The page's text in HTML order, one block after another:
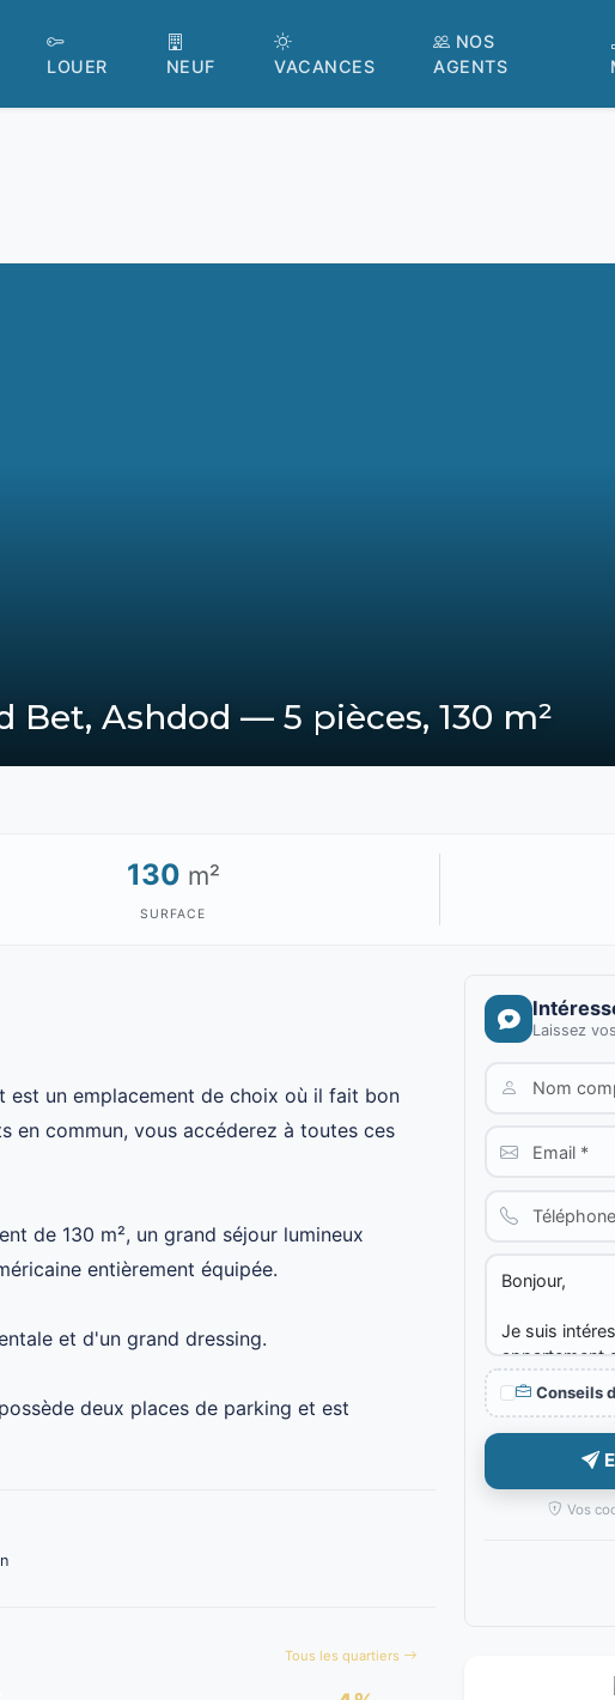
LOUER NEUF VACANCES
NOS
AGENTS
Bet, Ashdod — 5 pièces, 130 m²
130 m²
SURFACE
est un emplacement de choix où il fait bon
en commun, vous accéderez à toutes ces
de 130 m², un grand séjour lumineux
entièrement équipée.
et d'un grand dressing.
deux places de parking et est
Tous les quartiers
Laissez
Conseils
Vos